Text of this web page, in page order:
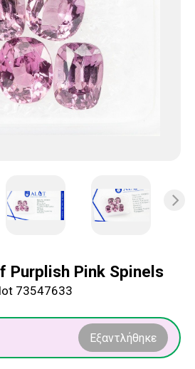
Purplish Pink Spinels
lot 73547633
Εξαντλήθηκε